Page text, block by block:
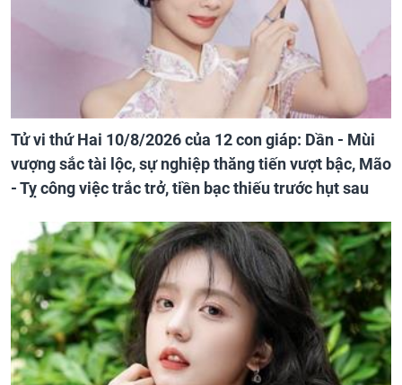
Tử vi thứ Hai 10/8/2026 của 12 con giáp: Dần - Mùi
vượng sắc tài lộc, sự nghiệp thăng tiến vượt bậc, Mão
- Tỵ công việc trắc trở, tiền bạc thiếu trước hụt sau